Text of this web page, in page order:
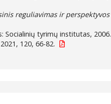
reguliavimas ir
Socialinių tyrimų institutas,
120, 66-82.